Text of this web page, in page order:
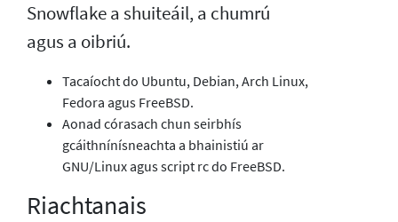
Snowflake a shuiteáil, a chumrú
agus a oibriú.
Tacaíocht do Ubuntu, Debian, Arch Linux,
Fedora agus FreeBSD.
Aonad córasach chun seirbhís
gcáithnínísneachta a bhainistiú ar
GNU/Linux agus script rc do FreeBSD.
Riachtanais